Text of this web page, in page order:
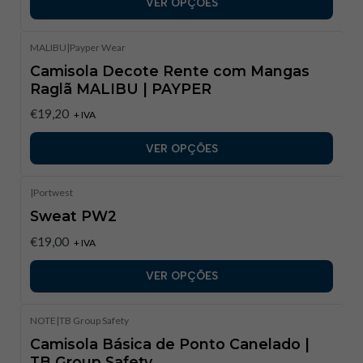
VER OPÇÕES
MALIBU |Payper Wear
Camisola Decote Rente com Mangas
Raglã MALIBU | PAYPER
€19,20 + IVA
VER OPÇÕES
|Portwest
Sweat PW2
€19,00 + IVA
VER OPÇÕES
NOTE |TB Group Safety
Camisola Básica de Ponto Canelado |